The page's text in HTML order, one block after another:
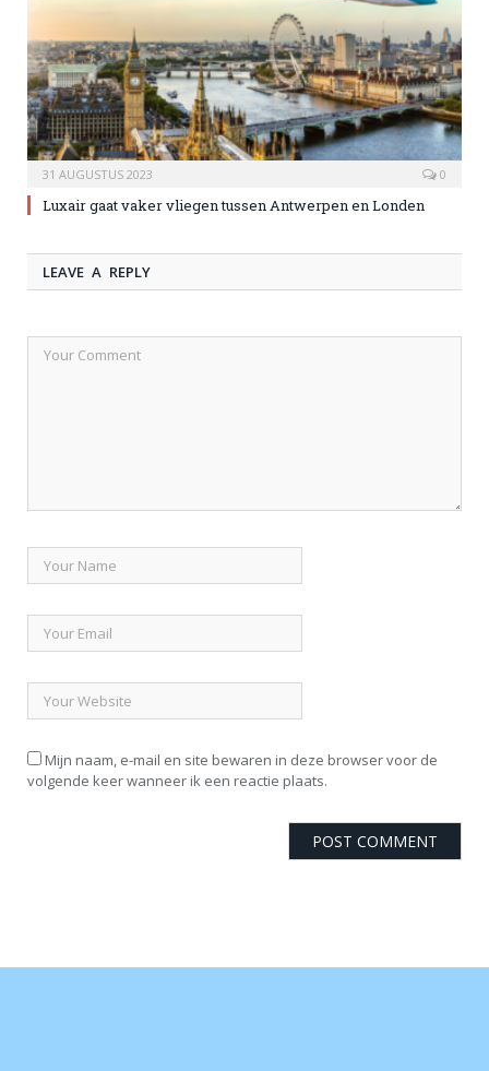
31 AUGUSTUS 2023 0
Luxair gaat vaker vliegen tussen Antwerpen en Londen
LEAVE A REPLY
Mijn naam, e-mail en site bewaren in deze browser voor de
volgende keer wanneer ik een reactie plaats.